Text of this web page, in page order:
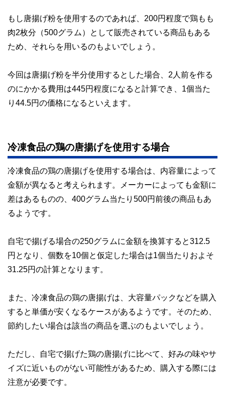
もし唐揚げ粉を使用するのであれば、200円程度で鶏もも
肉2枚分（500グラム）として販売されている商品もある
ため、それらを用いるのもよいでしょう。
今回は唐揚げ粉を半分使用するとした場合、2人前を作る
のにかかる費用は445円程度になると計算でき、1個当た
り44.5円の価格になるといえます。
冷凍食品の鶏の唐揚げを使用する場合
冷凍食品の鶏の唐揚げを使用する場合は、内容量によって
金額が異なると考えられます。メーカーによっても金額に
差はあるものの、400グラム当たり500円前後の商品もあ
るようです。
自宅で揚げる場合の250グラムに金額を換算すると312.5
円となり、個数を10個と仮定した場合は1個当たりおよそ
31.25円の計算となります。
また、冷凍食品の鶏の唐揚げは、大容量パックなどを購入
すると単価が安くなるケースがあるようです。そのため、
節約したい場合は該当の商品を選ぶのもよいでしょう。
ただし、自宅で揚げた鶏の唐揚げに比べて、好みの味やサ
イズに近いものがない可能性があるため、購入する際には
注意が必要です。